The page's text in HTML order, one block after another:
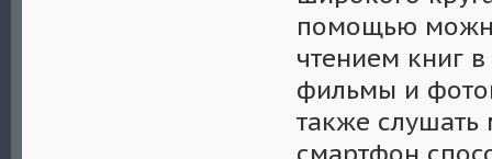
помощью
чтением книг
фильмы и
также слушать